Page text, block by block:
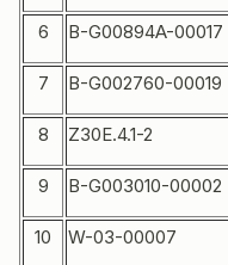
6 B-G00894A-00017
7 B-G002760-00019
8 Z30E.4.1-2
9 B-G003010-00002
10 W-03-00007